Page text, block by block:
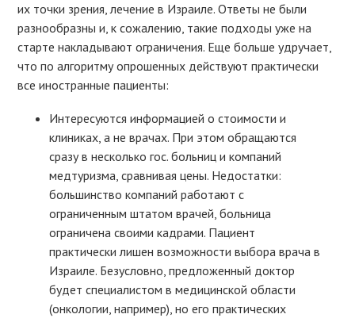
их точки зрения, лечение в Израиле. Ответы не были
разнообразны и, к сожалению, такие подходы уже на
старте накладывают ограничения. Еще больше удручает,
что по алгоритму опрошенных действуют практически
все иностранные пациенты:
Интересуются информацией о стоимости и
клиниках, а не врачах. При этом обращаются
сразу в несколько гос. больниц и компаний
медтуризма, сравнивая цены. Недостатки:
большинство компаний работают с
ограниченным штатом врачей, больница
ограничена своими кадрами. Пациент
практически лишен возможности выбора врача в
Израиле. Безусловно, предложенный доктор
будет специалистом в медицинской области
(онкологии, например), но его практических